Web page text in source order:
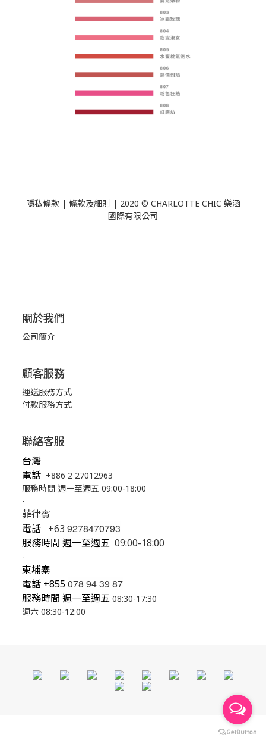
隱私條款| 條款及細則 | 2020 © CHARLOTTE CHIC 樂涵
國際有限公司
關於我們
公司簡介
顧客服務
運送服務方式
付款服務方式
聯絡客服
台灣
電話 +886 2 27012963
服務時間 週一至週五 09:00-18:00
-
菲律賓
電話 +63 9278470793
服務時間 週一至週五 09:00-18:00
-
柬埔寨
電話 +855078 94 39 87
服務時間 週一至週五 08:30-17:30
週六 08:30-12:00